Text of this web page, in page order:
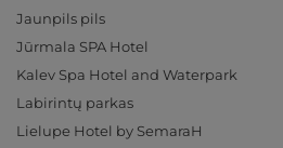
Jaunpils pils
Jūrmala SPA Hotel
Kalev Spa Hotel and Waterpark
Labirintų parkas
Lielupe Hotel by SemaraH